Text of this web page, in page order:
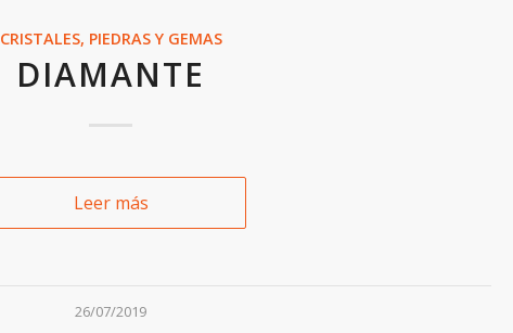
CRISTALES, PIEDRAS Y GEMAS
DIAMANTE
Leer más
26/07/2019